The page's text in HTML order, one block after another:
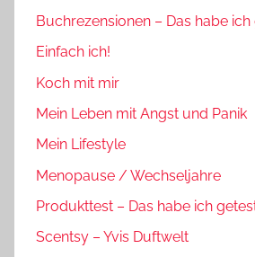
Buchrezensionen – Das habe ich
Einfach ich!
Koch mit mir
Mein Leben mit Angst und Panik
Mein Lifestyle
Menopause / Wechseljahre
Produkttest – Das habe ich
Scentsy – Yvis Duftwelt